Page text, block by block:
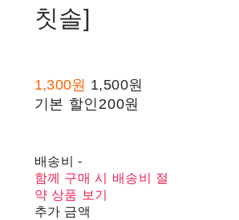
칫솔]
1,300원 1,500원
기본 할인 200원
배송비-
함께 구매 시 배송비 절
약 상품 보기
추가 금액